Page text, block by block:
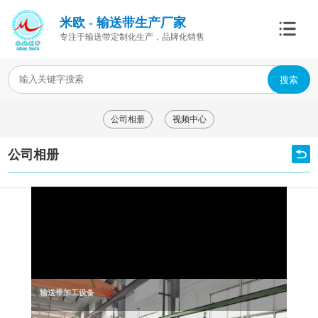
米欧 - 输送带生产厂家
专注于输送带定制化生产，品牌化销售
搜索
公司相册 视频中心
公司相册
输送带加工设备